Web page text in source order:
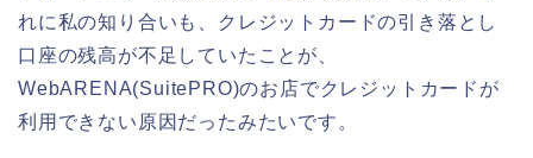
れに私の知り合いも、クレジットカードの引き落とし
口座の残高が不足していたことが、
WebARENA(SuitePRO)のお店でクレジットカードが
利用できない原因だったみたいです。